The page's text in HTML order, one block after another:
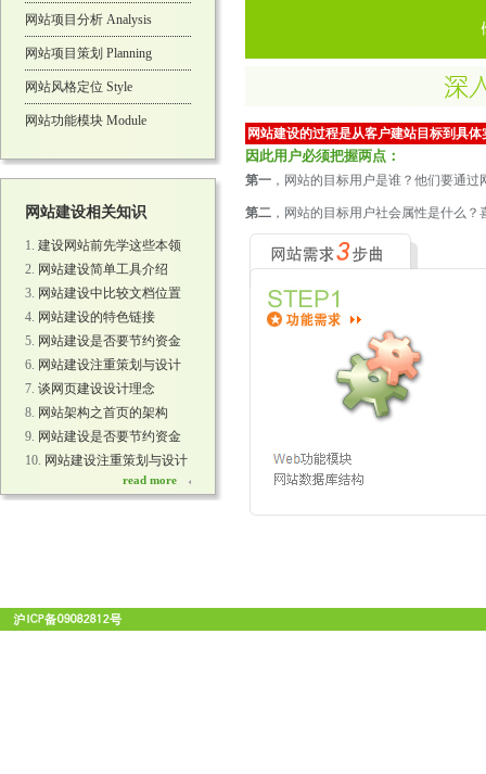
网站项目分析 Analysis
网站项目策划 Planning
网站风格定位 Style
网站功能模块 Module
网站建设相关知识
建设网站前先学这些本领
网站建设简单工具介绍
网站建设中比较文档位置
网站建设的特色链接
网站建设是否要节约资金
网站建设注重策划与设计
谈网页建设设计理念
网站架构之首页的架构
网站建设是否要节约资金
网站建设注重策划与设计
read more
网站建设的过程是从客户建站目标到具
因此用户必须把握两点：
第一 ，网站的目标用户是谁？他们要通
第二 ，网站的目标用户社会属性是什么